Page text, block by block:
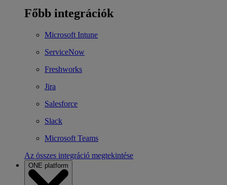
Főbb integrációk
Microsoft Intune
ServiceNow
Freshworks
Jira
Salesforce
Slack
Microsoft Teams
Az összes integráció megtekintése
ONE platform